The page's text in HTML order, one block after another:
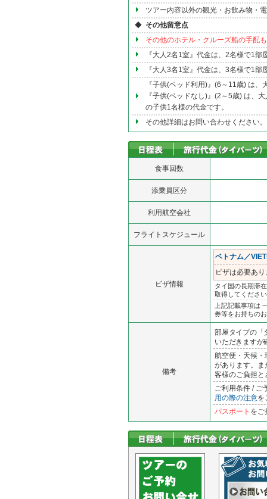
ツアー内容以外の観光・お飲み物・
◆ その他留意点
その他のホテル・クルーズ船の手配
『大人2名1室』代金は、2名様で1
『大人3名1室』代金は、3名様で1
『子供(ベッド利用)』(6～11歳) は
『子供(ベッドなし)』(2～5歳) は、
の子供1名様の代金です。
その他詳細はお問い合わせください。
食事回数
添乗員区分
利用航空会社
フライトスケジュール
ビザ情報
ベトナム／
ビザは必要あ
タイ国の長期滞
取得してくださ
上記記載事項は
券等をお持ちの
備考
部屋タイプの「
いただきますが
航空便・天候・
があります。ま
客様のご負担と
ご利用条件 / ご
用の際の注意を
パスポート をご